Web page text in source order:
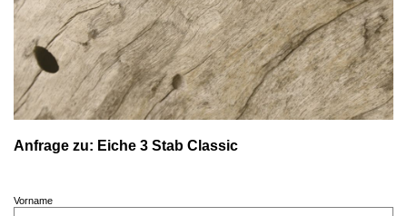
Anfrage zu: Eiche 3 Stab Classic
Vorname